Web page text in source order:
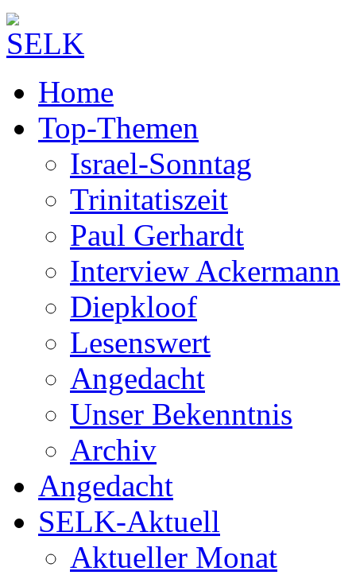
Home
Top-Themen
Israel-Sonntag
Trinitatiszeit
Paul Gerhardt
Interview Ackermann
Diepkloof
Lesenswert
Angedacht
Unser Bekenntnis
Archiv
Angedacht
SELK-Aktuell
Aktueller Monat